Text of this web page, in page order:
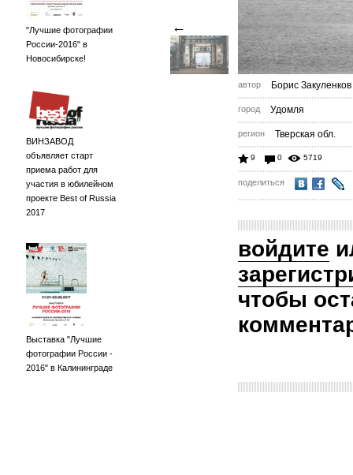
"Лучшие фотографии
России-2016" в
Новосибирске!
ВИНЗАВОД
объявляет старт
приема работ для
участия в юбилейном
проекте Best of Russia
2017
Выставка "Лучшие
фотографии России -
2016" в Калининграде
←
автор Борис Закуленков
город Удомля
регион Тверская обл.
9 0 5719
поделиться
войдите
чтобы